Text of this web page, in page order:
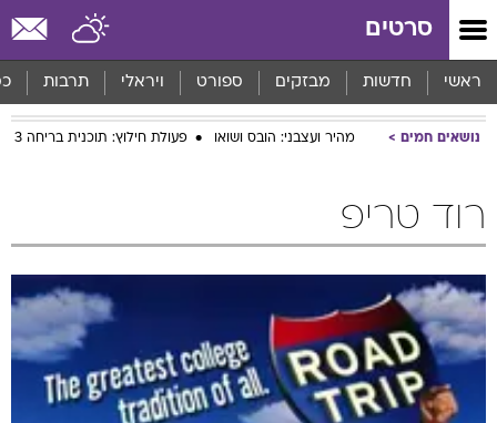
סרטים
ראשי חדשות מבזקים ספורט ויראלי תרבות
נושאים חמים מהיר ועצבני: הובס ושואו פעולת חילוץ: תוכנית בריחה 3
רוד טריפ